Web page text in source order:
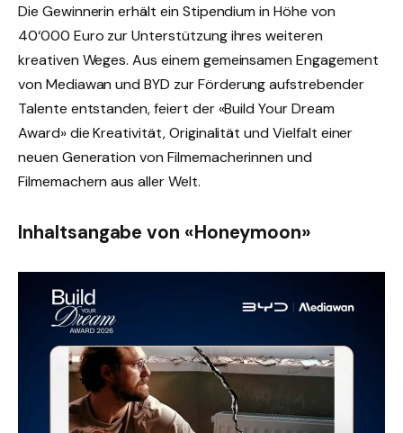
Die Gewinnerin erhält ein Stipendium in Höhe von
40‘000 Euro zur Unterstützung ihres weiteren
kreativen Weges. Aus einem gemeinsamen Engagement
von Mediawan und BYD zur Förderung aufstrebender
Talente entstanden, feiert der «Build Your Dream
Award» die Kreativität, Originalität und Vielfalt einer
neuen Generation von Filmemacherinnen und
Filmemachern aus aller Welt.
Inhaltsangabe von «Honeymoon»